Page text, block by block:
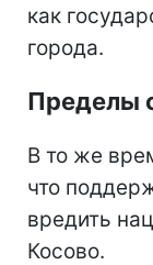
как
города.
Пределы
В то же
что
вредить
Косово.